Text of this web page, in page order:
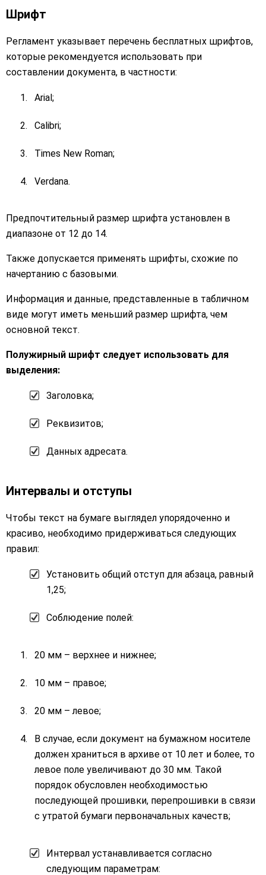
Шрифт
Регламент указывает перечень бесплатных шрифтов,
которые рекомендуется использовать при
составлении документа, в частности:
Arial;
Calibri;
Times New Roman;
Verdana.
Предпочтительный размер шрифта установлен в
диапазоне от 12 до 14.
Также допускается применять шрифты, схожие по
начертанию с базовыми.
Информация и данные, представленные в табличном
виде могут иметь меньший размер шрифта, чем
основной текст.
Полужирный шрифт следует использовать для
выделения:
Заголовка;
Реквизитов;
Данных адресата.
Интервалы и отступы
Чтобы текст на бумаге выглядел упорядоченно и
красиво, необходимо придерживаться следующих
правил:
Установить общий отступ для абзаца, равный
1,25;
Соблюдение полей:
20 мм – верхнее и нижнее;
10 мм – правое;
20 мм – левое;
В случае, если документ на бумажном носителе
должен храниться в архиве от 10 лет и более, то
левое поле увеличивают до 30 мм. Такой
порядок обусловлен необходимостью
последующей прошивки, перепрошивки в связи
с утратой бумаги первоначальных качеств;
Интервал устанавливается согласно
следующим параметрам: